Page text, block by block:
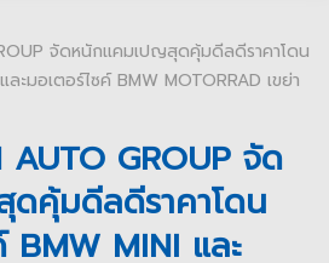
จัดหนักแคมเปญสุดคุ้มดีลดีราคาโดน
ะมอเตอร์ไซค์ BMW MOTORRAD เขย่า
AUTO GROUP จัด
คุ้มดีลดีราคาโดน
MINI และ